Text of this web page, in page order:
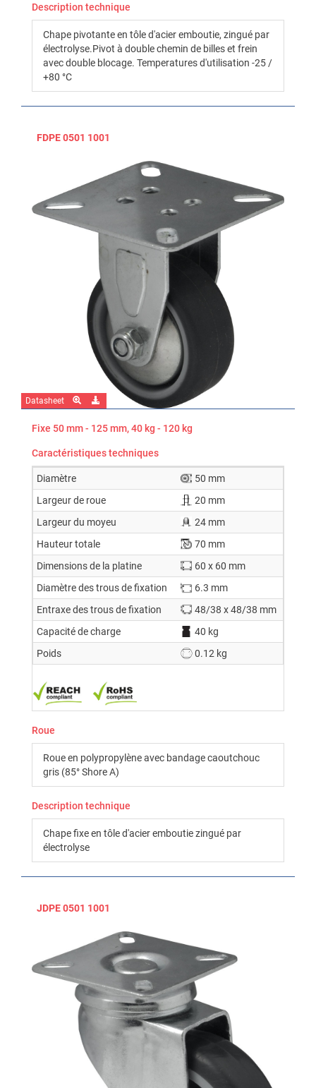
Description technique
Chape pivotante en tôle d'acier emboutie, zingué par
électrolyse.Pivot à double chemin de billes et frein
avec double blocage. Temperatures d'utilisation -25 /
+80 °C
FDPE 0501 1001
Datasheet
Fixe 50 mm - 125 mm, 40 kg - 120 kg
Caractéristiques techniques
Diamètre
50 mm
Largeur de roue
20 mm
Largeur du moyeu
24 mm
Hauteur totale
70 mm
Dimensions de la platine
60 x 60 mm
Diamètre des trous de fixation
6.3 mm
Entraxe des trous de fixation
48/38 x 48/38 mm
Capacité de charge
40 kg
Poids
0.12 kg
Roue
Roue en polypropylène avec bandage caoutchouc
gris (85° Shore A)
Description technique
Chape fixe en tôle d'acier emboutie zingué par
électrolyse
JDPE 0501 1001